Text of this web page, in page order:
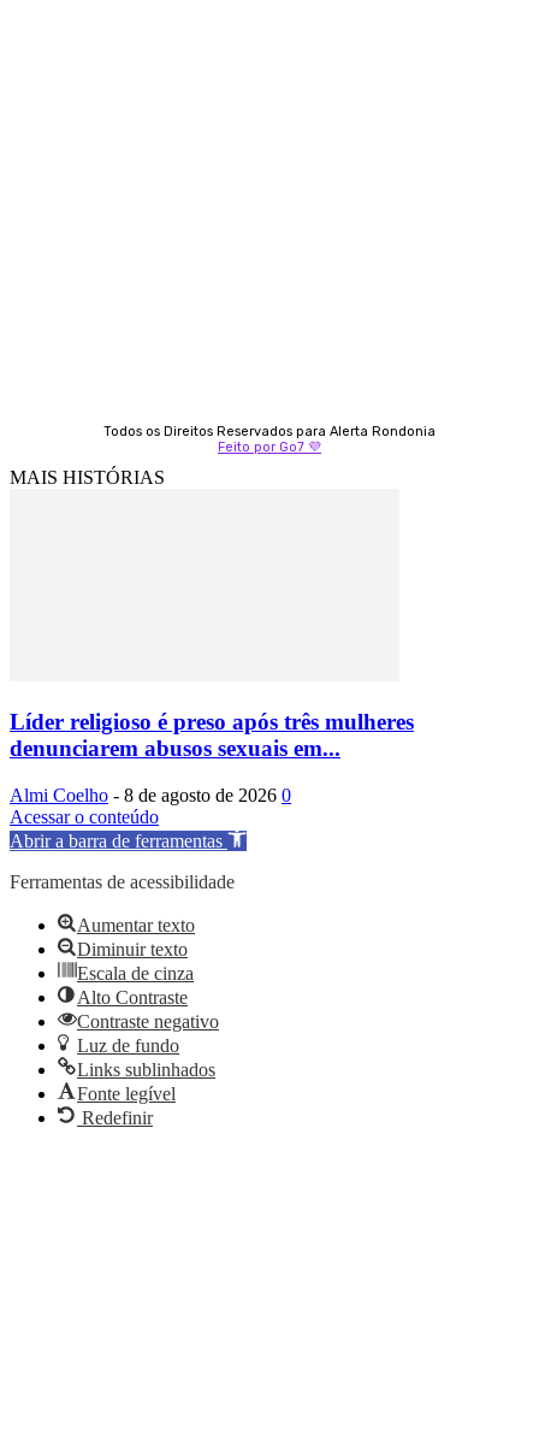
Todos os Direitos Reservados para Alerta Rondonia
Feito por Go7 💜
MAIS HISTÓRIAS
Líder religioso é preso após três mulheres
denunciarem abusos sexuais em...
Almi Coelho - 8 de agosto de 2026 0
Acessar o conteúdo
Abrir a barra de ferramentas
Ferramentas de acessibilidade
Aumentar texto
Diminuir texto
Escala de cinza
Alto Contraste
Contraste negativo
Luz de fundo
Links sublinhados
Fonte legível
Redefinir